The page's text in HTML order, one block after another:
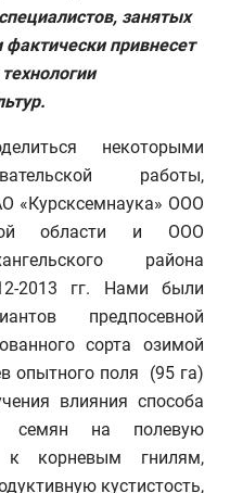
занятых
привнесет
некоторыми
работы,
«Курсксемнаука» ООО
области и ООО
района
2013 гг. Нами были
предпосевной
сорта озимой
опытного поля (95 га)
влияния способа
семян на полевую
к корневым гнилям,
кустистость,